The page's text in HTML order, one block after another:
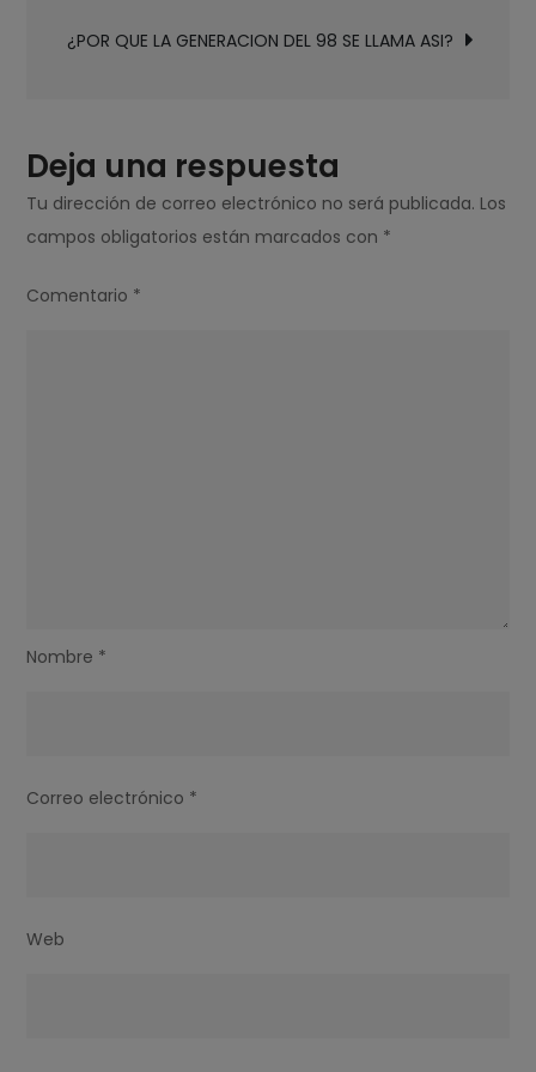
LITE
¿POR QUE LA GENERACION DEL 98 SE LLAMA ASI?
Deja una respuesta
Tu dirección de correo electrónico no será publicada. Los
campos obligatorios están marcados con *
Comentario *
Nombre *
Correo electrónico *
Web